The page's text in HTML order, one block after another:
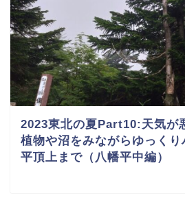
2023東北の夏Part10:天気が
植物や沼をみながらゆっく
平頂上まで（八幡平中編）